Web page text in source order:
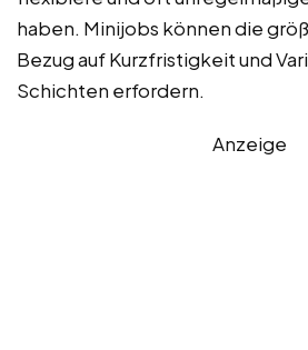
haben. Minijobs können die
Bezug auf Kurzfristigkeit und
Schichten erfordern.
Anzeige